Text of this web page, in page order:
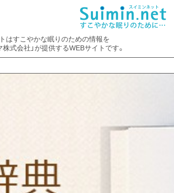
はすこやかな眠りのための情報を
株式会社」が提供するWEBサイトです。